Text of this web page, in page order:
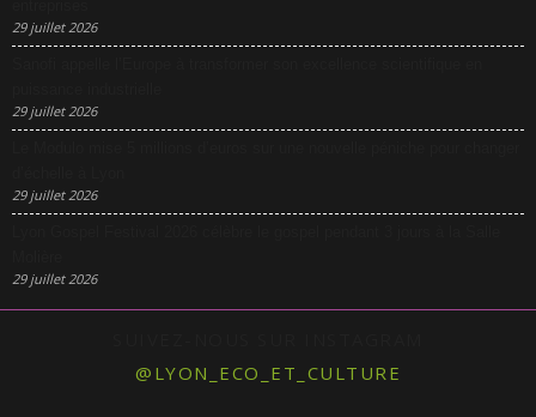
29 juillet 2026
29 juillet 2026
29 juillet 2026
29 juillet 2026
@LYON_ECO_ET_CULTURE